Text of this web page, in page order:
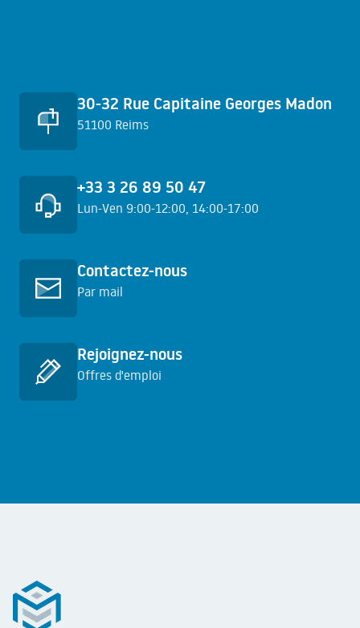
Accès rapides
30-32 Rue Capitaine Georges Madon
51100 Reims
+33 3 26 89 50 47
Lun-Ven 9:00-12:00, 14:00-17:00
Contactez-nous
Par mail
Rejoignez-nous
Offres d'emploi